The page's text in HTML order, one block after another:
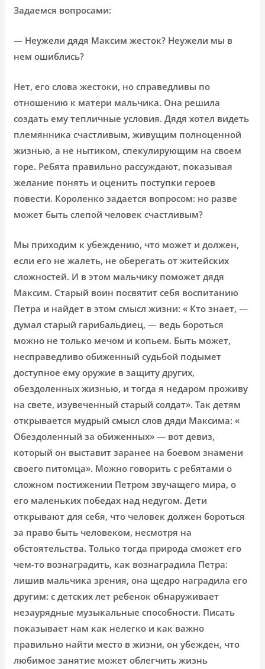
Задаемся вопросами:
— Неужели дядя Максим жесток? Неужели мы в
нем ошиблись?
Нет, его слова жестоки, но справедливы по
отношению к матери мальчика. Она решила
создать ему тепличные условия. Дядя хотел видеть
племянника счастливым, живущим полноценной
жизнью, а не нытиком, спекулирующим на своем
горе. Ребята правильно рассуждают, показывая
желание понять и оценить поступки героев
повести. Короленко задается вопросом: но разве
может быть слепой человек счастливым?
Мы приходим к убеждению, что может и должен,
если его не жалеть, не оберегать от житейских
сложностей. И в этом мальчику поможет дядя
Максим. Старый воин посвятит себя воспитанию
Петра и найдет в этом смысл жизни: « Кто знает, —
думал старый гарибальдиец, — ведь бороться
можно не только мечом и копьем. Быть может,
несправедливо обиженный судьбой подымет
доступное ему оружие в защиту других,
обездоленных жизнью, и тогда я недаром проживу
на свете, изувеченный старый солдат». Так детям
открывается мудрый смысл слов дяди Максима: «
Обездоленный за обиженных» — вот девиз,
который он выставит заранее на боевом знамени
своего питомца». Можно говорить с ребятами о
сложном постижении Петром звучащего мира, о
его маленьких победах над недугом. Дети
открывают для себя, что человек должен бороться
за право быть человеком, несмотря на
обстоятельства. Только тогда природа сможет его
чем-то вознаградить, как вознаградила Петра:
лишив мальчика зрения, она щедро наградила его
другим: с детских лет ребенок обнаруживает
незаурядные музыкальные способности. Писать
показывает нам как нелегко и как важно
правильно найти место в жизни, он убежден, что
любимое занятие может облегчить жизнь